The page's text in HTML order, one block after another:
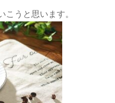
こうと思います。